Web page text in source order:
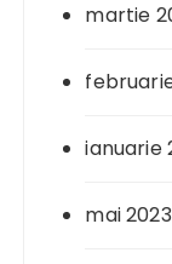
martie
ianuarie
mai 2023